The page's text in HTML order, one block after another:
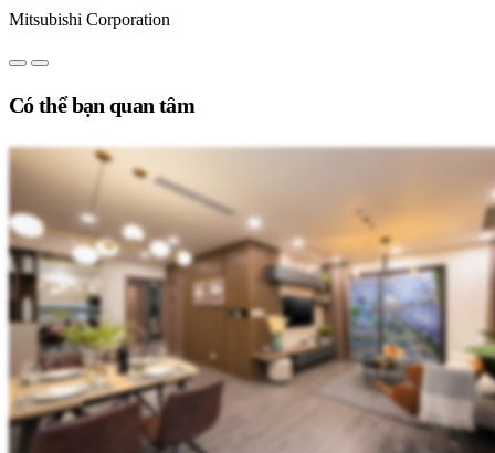
Mitsubishi Corporation
Có thể bạn quan tâm